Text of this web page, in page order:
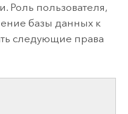
Роль пользователя,
базы данных к
следующие права